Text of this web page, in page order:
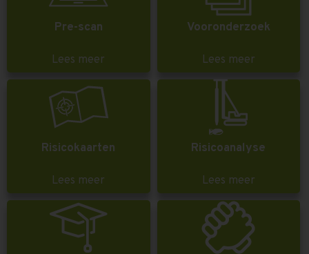
Pre-scan
Lees meer
Vooronderzoek
Lees meer
Risicokaarten
Lees meer
Risicoanalyse
Lees meer